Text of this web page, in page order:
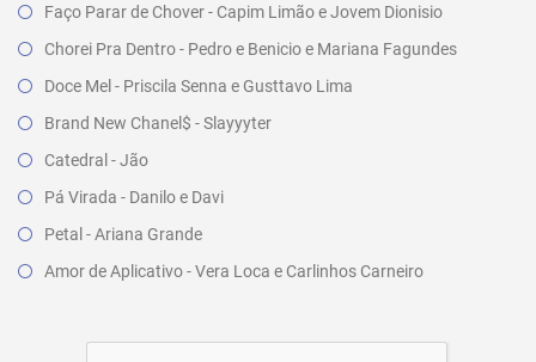
Faço Parar de Chover - Capim Limão e Jovem Dionisio
Chorei Pra Dentro - Pedro e Benicio e Mariana Fagundes
Doce Mel - Priscila Senna e Gusttavo Lima
Brand New Chanel$ - Slayyyter
Catedral - Jão
Pá Virada - Danilo e Davi
Petal - Ariana Grande
Amor de Aplicativo - Vera Loca e Carlinhos Carneiro